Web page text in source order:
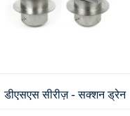
डीएसएस सीरीज़ - सक्शन ड्रेन